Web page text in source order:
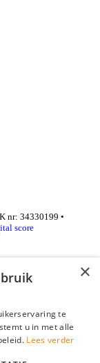
nr: 34330199 •
score
×
te
u in met alle
Lees verder